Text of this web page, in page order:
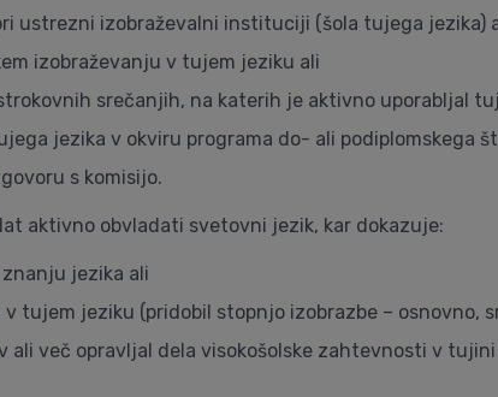
ustrezni izobraževalni instituciji (šola tujega jezika)
izobraževanju v tujem jeziku ali
srečanjih, na katerih je aktivno uporabljal
jezika v okviru programa do- ali podiplomskega
s komisijo.
aktivno obvladati svetovni jezik, kar dokazuje:
jezika ali
v tujem jeziku (pridobil stopnjo izobrazbe –
ali več opravljal dela visokošolske zahtevnosti v